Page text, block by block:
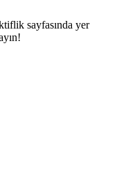
sayfasında yer